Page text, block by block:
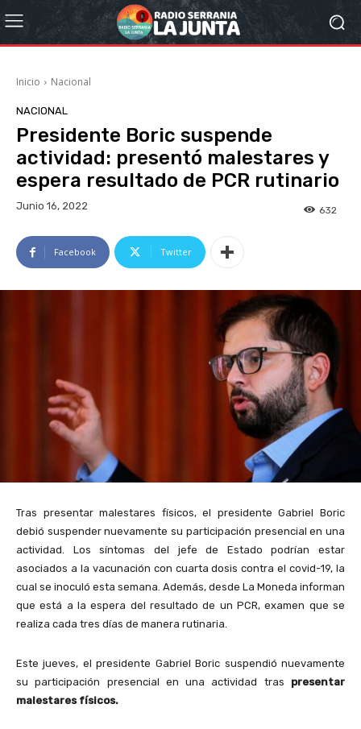
Inicio Nacional
NACIONAL
Presidente Boric suspende
actividad: presentó malestares y
espera resultado de PCR rutinario
Junio 16, 2022 632
Facebook Twitter
Tras presentar malestares físicos, el presidente Gabriel Boric
debió suspender nuevamente su participación presencial en una
actividad. Los síntomas del jefe de Estado podrían estar
asociados a la vacunación con cuarta dosis contra el covid-19, la
cual se inoculó esta semana. Además, desde La Moneda informan
que está a la espera del resultado de un PCR, examen que se
realiza cada tres días de manera rutinaria.
Este jueves, el presidente Gabriel Boric suspendió nuevamente
su participación presencial en una actividad tras presentar
malestares físicos.